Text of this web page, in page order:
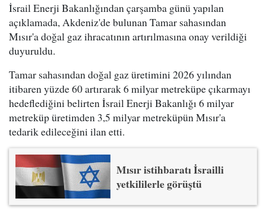
İsrail Enerji Bakanlığından çarşamba günü yapılan
açıklamada, Akdeniz'de bulunan Tamar sahasından
Mısır'a doğal gaz ihracatının artırılmasına onay verildiği
duyuruldu.
Tamar sahasından doğal gaz üretimini 2026 yılından
itibaren yüzde 60 artırarak 6 milyar metreküpe çıkarmayı
hedeflediğini belirten İsrail Enerji Bakanlığı 6 milyar
metreküp üretimden 3,5 milyar metreküpün Mısır'a
tedarik edileceğini ilan etti.
Mısır istihbaratı İsrailli
yetkililerle görüştü